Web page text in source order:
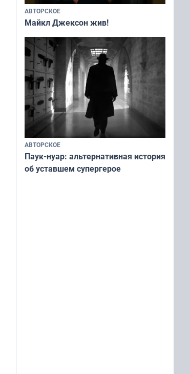
АВТОРСКОЕ
Майкл Джексон жив!
АВТОРСКОЕ
Паук-нуар: альтернативная история
об уставшем супергерое